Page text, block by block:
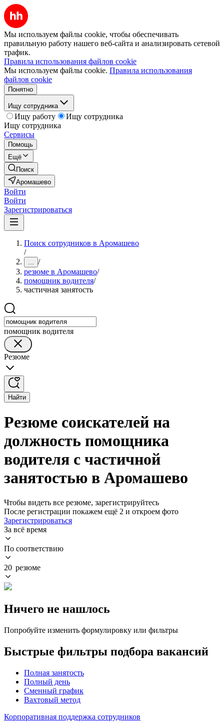
Мы используем файлы cookie, чтобы обеспечивать
правильную работу нашего веб-сайта и анализировать сетевой
трафик.
Правила использования файлов cookie
Мы используем файлы cookie. Правила использования
файлов cookie
Понятно
Ищу сотрудника
Ищу работу
Ищу сотрудника
Ищу сотрудника
Сервисы
Помощь
Ещё
Поиск
Аромашево
Войти
Войти
Зарегистрироваться
Поиск сотрудников в Аромашево
/
... /
резюме в Аромашево/
помощник водителя/
частичная занятость
помощник водителя
Резюме
Найти
Резюме соискателей на
должность помощника
водителя с частичной
занятостью в Аромашево
Чтобы видеть все резюме, зарегистрируйтесь
После регистрации покажем ещё 2 и откроем фото
Зарегистрироваться
За всё время
По соответствию
20 резюме
Ничего не нашлось
Попробуйте изменить формулировку или фильтры
Быстрые фильтры подбора вакансий
Полная занятость
Полный день
Сменный график
Вахтовый метод
Корпоративная поддержка сотрудников